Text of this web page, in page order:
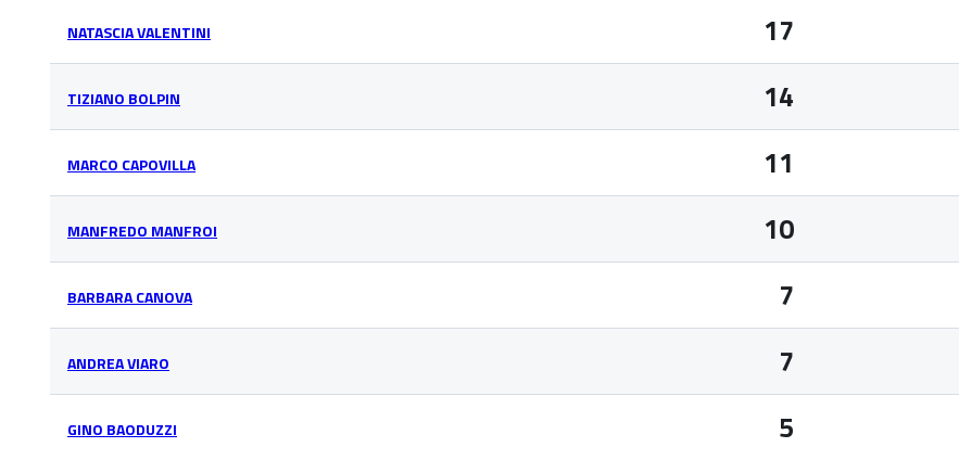
NATASCIA VALENTINI 17
TIZIANO BOLPIN 14
MARCO CAPOVILLA 11
MANFREDO MANFROI 10
BARBARA CANOVA 7
ANDREA VIARO 7
GINO BAODUZZI 5